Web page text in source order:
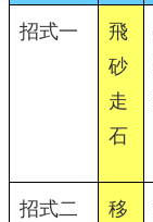
招式一
飛
砂
走
石
招式二
移